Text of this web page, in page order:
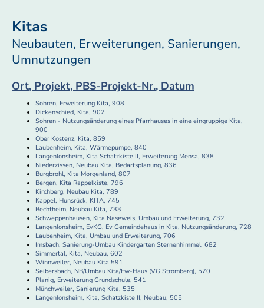
Kitas
Neubauten, Erweiterungen, Sanierungen,
Umnutzungen
Ort, Projekt, PBS-Projekt-Nr., Datum
Sohren, Erweiterung Kita, 908
Dickenschied, Kita, 902
Sohren - Nutzungsänderung eines Pfarrhauses in eine eingruppige Kita,
900
Ober Kostenz, Kita, 859
Laubenheim, Kita, Wärmepumpe, 840
Langenlonsheim, Kita Schatzkiste II, Erweiterung Mensa, 838
Niederzissen, Neubau Kita, Bedarfsplanung, 836
Burgbrohl, Kita Morgenland, 807
Bergen, Kita Rappelkiste, 796
Kirchberg, Neubau Kita, 789
Kappel, Hunsrück, KITA, 745
Bechtheim, Neubau Kita, 733
Schweppenhausen, Kita Naseweis, Umbau und Erweiterung, 732
Langenlonsheim, EvKG, Ev Gemeindehaus in Kita, Nutzungsänderung, 728
Laubenheim, Kita, Umbau und Erweiterung, 706
Imsbach, Sanierung-Umbau Kindergarten Sternenhimmel, 682
Simmertal, Kita, Neubau, 602
Winnweiler, Neubau Kita 591
Seibersbach, NB/Umbau Kita/Fw-Haus (VG Stromberg), 570
Planig, Erweiterung Grundschule, 541
Münchweiler, Sanierung Kita, 535
Langenlonsheim, Kita, Schatzkiste II, Neubau, 505